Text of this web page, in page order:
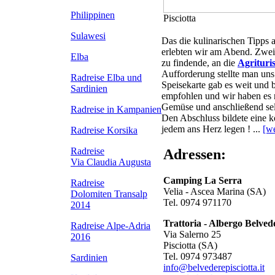
Philippinen
Sulawesi
Elba
Radreise Elba und
Sardinien
Radreise in Kampanien
Radreise Korsika
Radreise
Via Claudia Augusta
Radreise
Dolomiten Transalp
2014
Radreise Alpe-Adria
2016
Sardinien
Pisciotta
Das die kulinarischen Tipps
erlebten wir am Abend.
zu findende, an die
Aufforderung stellte man
Speisekarte gab es weit
empfohlen und wir haben
Gemüse und anschließend
Den Abschluss bildete eine
jedem ans Herz legen ! ...
Adressen:
Camping La Serra
Velia - Ascea Marina (SA)
Tel. 0974 971170
Trattoria - Albergo
Via Salerno 25
Pisciotta (SA)
Tel. 0974 973487
info@belvederepisciotta.it